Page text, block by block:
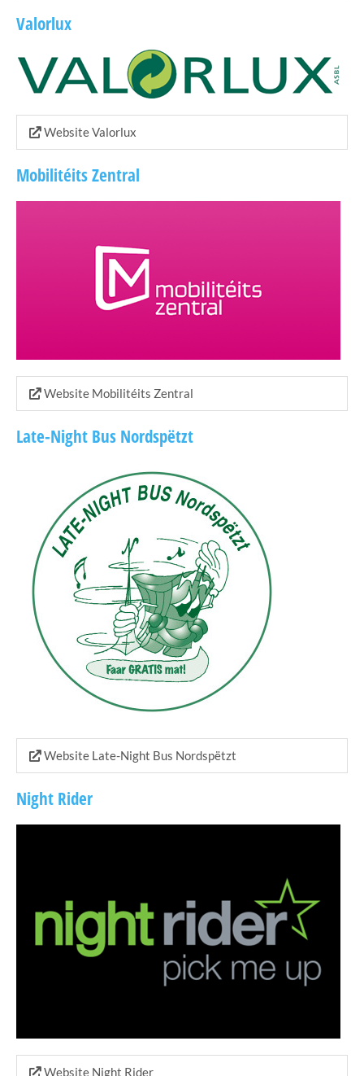
Valorlux
Website Valorlux
Mobilitéits Zentral
Website Mobilitéits Zentral
Late-Night Bus Nordspëtzt
Website Late-Night Bus Nordspëtzt
Night Rider
Website Night Rider